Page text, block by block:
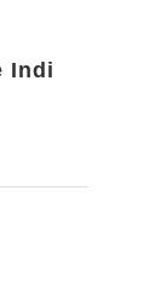
Indi